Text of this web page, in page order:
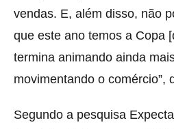
vendas. E, além disso, não
que este ano temos a Copa
termina animando ainda
movimentando o comércio”,
Segundo a pesquisa